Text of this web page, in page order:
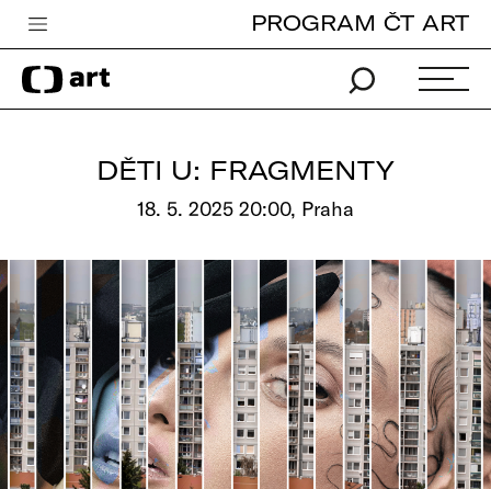
Česká televize
Zpravodajství
Pro děti
edu
Vše o ČT
PROGRAM ČT ART
DĚTI U: FRAGMENTY
18. 5. 2025 20:00, Praha